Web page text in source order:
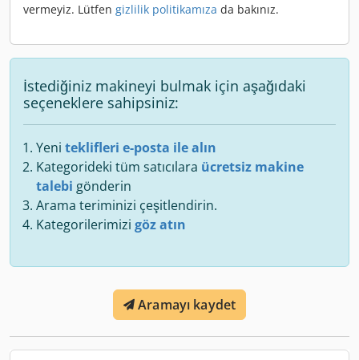
vermeyiz. Lütfen gizlilik politikamıza da bakınız.
İstediğiniz makineyi bulmak için aşağıdaki
seçeneklere sahipsiniz:
Yeni teklifleri e-posta ile alın
Kategorideki tüm satıcılara ücretsiz makine
talebi gönderin
Arama teriminizi çeşitlendirin.
Kategorilerimizi göz atın
Aramayı kaydet